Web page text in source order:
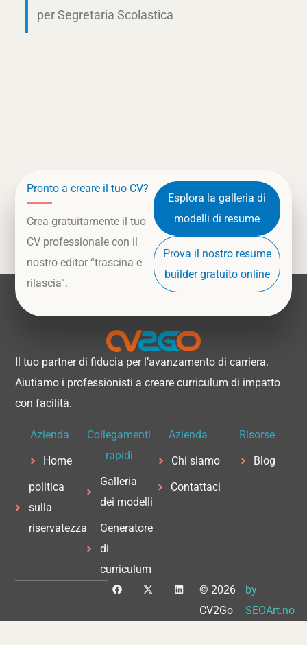
per Segretaria Scolastica
Pronto a creare il tuo CV?
Crea gratuitamente il tuo
CV professionale con il
nostro editor “trascina e
rilascia”.
Esplora la galleria di
modelli di resume
Prova il nostro resume
builder gratuito online
Il tuo partner di fiducia per l’avanzamento di carriera.
Aiutiamo i professionisti a creare curriculum di impatto
con facilità.
Azienda
Home
politica
sulla
riservatezza
Collegamenti
rapidi
Galleria
dei modelli
Generatore
di
curriculum
Azienda
Chi siamo
Contattaci
Risorse
Blog
© 2026
CV2Go
by
SEOArt.no
F
a
b
X
-
i
L
i
e